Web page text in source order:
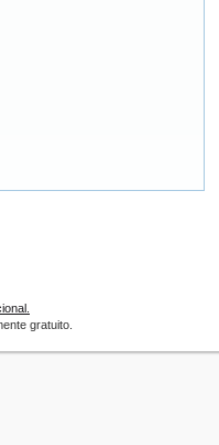
gratuito.